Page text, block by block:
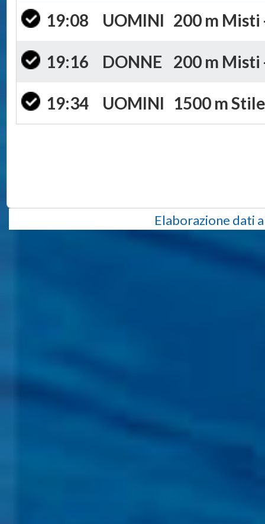
19:08 UOMINI 200 m Misti
19:16 DONNE 200 m Misti
19:34 UOMINI 1500 m
Elaborazione dati